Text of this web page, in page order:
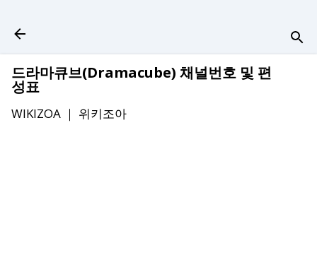
드라마큐브(Dramacube) 채널번호 및 편
성표
WIKIZOA ｜ 위키조아